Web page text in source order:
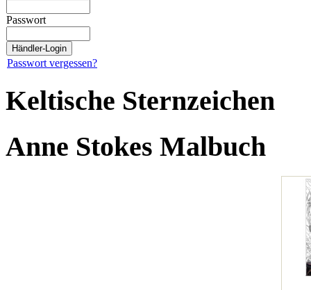
Passwort
Passwort vergessen?
Keltische Sternzeichen
Anne Stokes Malbuch